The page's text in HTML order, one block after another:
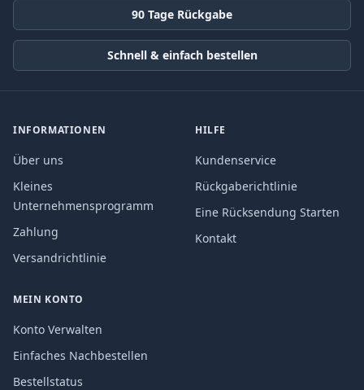
90 Tage Rückgabe
Schnell & einfach bestellen
INFORMATIONEN
Über uns
Kleines
Unternehmensprogramm
Zahlung
Versandrichtlinie
HILFE
Kundenservice
Rückgaberichtlinie
Eine Rücksendung Starten
Kontakt
MEIN KONTO
Konto Verwalten
Einfaches Nachbestellen
Bestellstatus